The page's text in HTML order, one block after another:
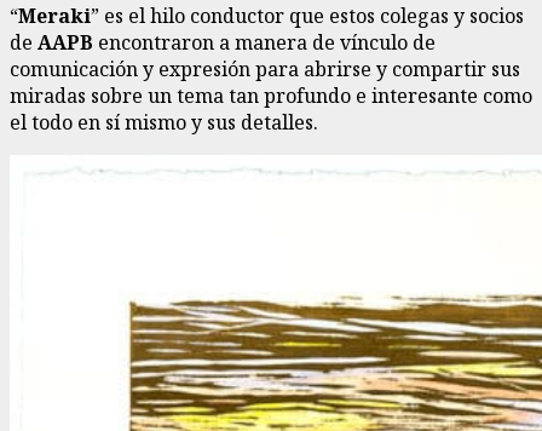
“Meraki” es el hilo conductor que estos colegas y socios
de AAPB encontraron a manera de vínculo de
comunicación y expresión para abrirse y compartir sus
miradas sobre un tema tan profundo e interesante como
el todo en sí mismo y sus detalles.